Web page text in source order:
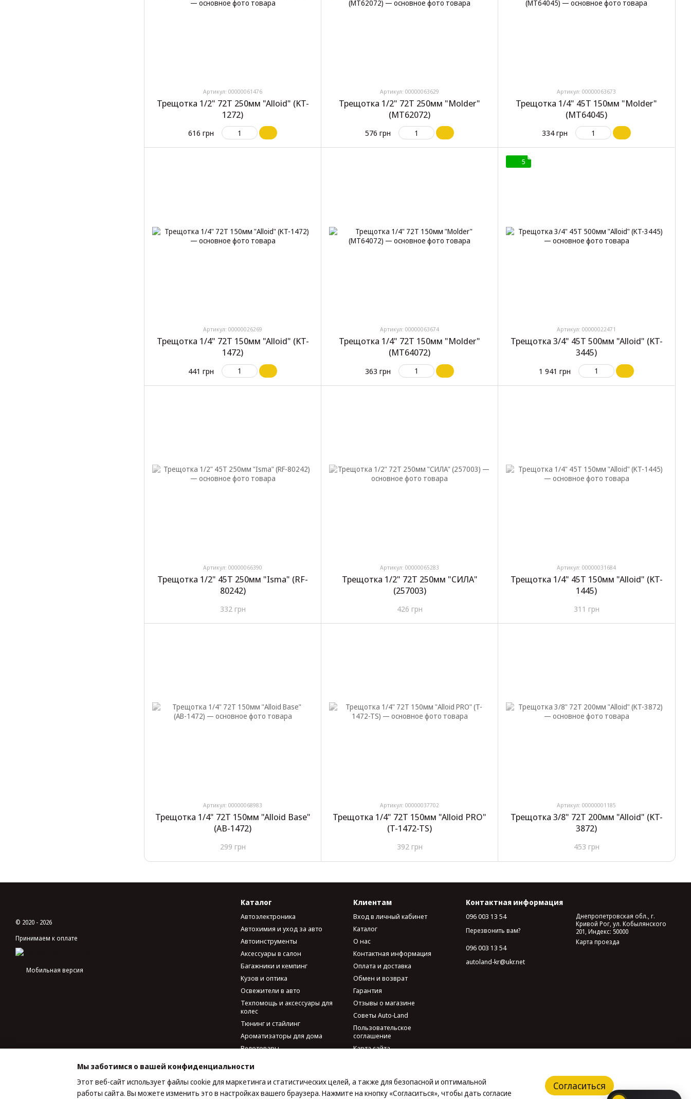
Артикул: 00000061476
Трещотка 1/2" 72T 250мм "Alloid" (KT-
1272)
616 грн
Артикул: 00000063629
Трещотка 1/2" 72T 250мм "Molder"
(MT62072)
576 грн
Артикул: 00000063673
Трещотка 1/4" 45T 150мм "Molder"
(МТ64045)
334 грн
Артикул: 00000026269
Трещотка 1/4" 72T 150мм "Alloid" (KT-
1472)
441 грн
Артикул: 00000063674
Трещотка 1/4" 72T 150мм "Molder"
(МТ64072)
363 грн
5
Артикул: 00000022471
Трещотка 3/4" 45T 500мм "Alloid" (KT-
3445)
1 941 грн
Артикул: 00000066390
Трещотка 1/2" 45T 250мм "Isma" (RF-
80242)
332 грн
Артикул: 00000065283
Трещотка 1/2" 72T 250мм "СИЛА"
(257003)
426 грн
Артикул: 00000031684
Трещотка 1/4" 45T 150мм "Alloid" (KT-
1445)
311 грн
Артикул: 00000068983
Трещотка 1/4" 72T 150мм "Alloid Base"
(АВ-1472)
299 грн
Артикул: 00000037702
Трещотка 1/4" 72T 150мм "Alloid PRO"
(T-1472-TS)
392 грн
Артикул: 00000001185
Трещотка 3/8" 72T 200мм "Alloid" (KT-
3872)
453 грн
© 2020 - 2026
Принимаем к оплате
Мобильная версия
Каталог
Автоэлектроника
Автохимия и уход за авто
Автоинструменты
Аксессуары в салон
Багажники и кемпинг
Кузов и оптика
Освежители в авто
Техпомощь и аксессуары для
колес
Тюнинг и стайлинг
Ароматизаторы для дома
Велотовары
гаджеты
Наборы автомобилиста
Клиентам
Вход в личный кабинет
Каталог
О нас
Контактная информация
Оплата и доставка
Обмен и возврат
Гарантия
Отзывы о магазине
Советы Auto-Land
Пользовательское
соглашение
Карта сайта
Контактная информация
096 003 13 54
Перезвонить вам?
096 003 13 54
autoland-kr@ukr.net
Днепропетровская обл., г.
Кривой Рог, ул. Кобылянского
201, Индекс: 50000
Карта проезда
Мы заботимся о вашей конфиденциальности
Этот веб-сайт использует файлы cookie для маркетинга и статистических целей, а также для безопасной и оптимальной
работы сайта. Вы можете изменить это в настройках вашего браузера. Нажмите на кнопку «Согласиться», чтобы дать согласие
Согласиться